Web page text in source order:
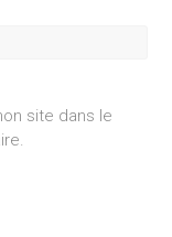
site dans le